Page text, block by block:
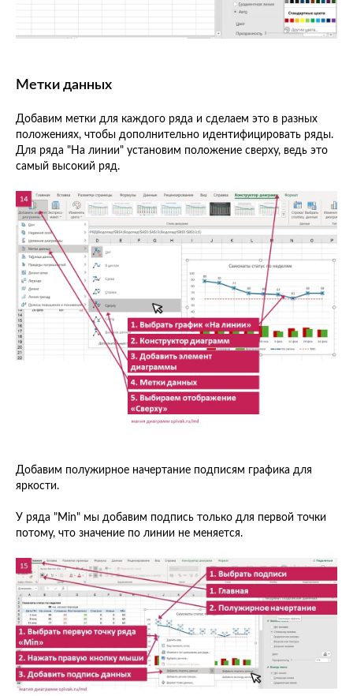
Метки данных
Добавим метки для каждого ряда и сделаем это в разных
положениях, чтобы дополнительно идентифицировать ряды.
Для ряда "На линии" установим положение сверху, ведь это
самый высокий ряд.
Добавим полужирное начертание подписям графика для
яркости.
У ряда "Min" мы добавим подпись только для первой точки
потому, что значение по линии не меняется.